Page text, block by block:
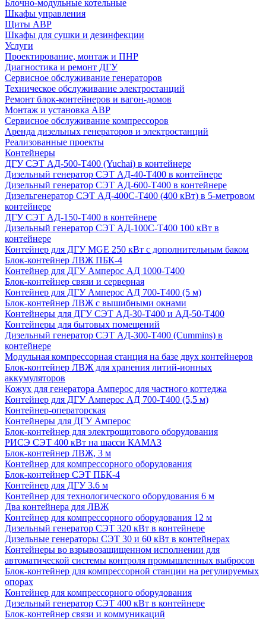
Блочно-модульные котельные
Шкафы управления
Щиты АВР
Шкафы для сушки и дезинфекции
Услуги
Проектирование, монтаж и ПНР
Диагностика и ремонт ДГУ
Сервисное обслуживание генераторов
Техническое обслуживание электростанций
Ремонт блок-контейнеров и вагон-домов
Монтаж и установка АВР
Сервисное обслуживание компрессоров
Аренда дизельных генераторов и электростанций
Реализованные проекты
Контейнеры
ДГУ СЭТ АД-500-Т400 (Yuchai) в контейнере
Дизельный генератор СЭТ АД-40-Т400 в контейнере
Дизельный генератор СЭТ АД-600-Т400 в контейнере
Дизельгенератор СЭТ АД-400С-Т400 (400 кВт) в 5-метровом
контейнере
ДГУ СЭТ АД-150-Т400 в контейнере
Дизельный генератор СЭТ АД-100С-Т400 100 кВт в
контейнере
Контейнер для ДГУ MGE 250 кВт с дополнительным баком
Блок-контейнер ЛВЖ ПБК-4
Контейнер для ДГУ Амперос АД 1000-Т400
Блок-контейнер связи и серверная
Контейнер для ДГУ Амперос АД 700-Т400 (5 м)
Блок-контейнер ЛВЖ с вышибными окнами
Контейнеры для ДГУ СЭТ АД-30-Т400 и АД-50-Т400
Контейнеры для бытовых помещений
Дизельный генератор СЭТ АД-300-Т400 (Cummins) в
контейнере
Модульная компрессорная станция на базе двух контейнеров
Блок-контейнер ЛВЖ для хранения литий-ионных
аккумуляторов
Кожух для генератора Амперос для частного коттеджа
Контейнер для ДГУ Амперос АД 700-Т400 (5,5 м)
Контейнер-операторская
Контейнеры для ДГУ Амперос
Блок-контейнер для электрощитового оборудования
РИСЭ СЭТ 400 кВт на шасси КАМАЗ
Блок-контейнер ЛВЖ, 3 м
Контейнер для компрессорного оборудования
Блок-контейнер СЭТ ПБК-4
Контейнер для ДГУ 3.6 м
Контейнер для технологического оборудования 6 м
Два контейнера для ЛВЖ
Контейнер для компрессорного оборудования 12 м
Дизельный генератор СЭТ 320 кВт в контейнере
Дизельные генераторы СЭТ 30 и 60 кВт в контейнерах
Контейнеры во взрывозащищенном исполнении для
автоматической системы контроля промышленных выбросов
Блок-контейнер для компрессорной станции на регулируемых
опорах
Контейнер для компрессорного оборудования
Дизельный генератор СЭТ 400 кВт в контейнере
Блок-контейнер связи и коммуникаций